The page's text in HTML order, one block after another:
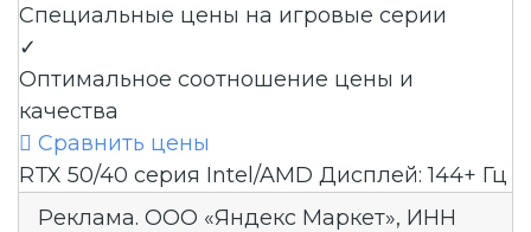
Специальные цены на игровые серии
✓
Оптимальное соотношение цены и
качества
 Сравнить цены
RTX 50/40 серия Intel/AMD Дисплей: 144+ Гц
Реклама. ООО «Яндекс Маркет», ИНН